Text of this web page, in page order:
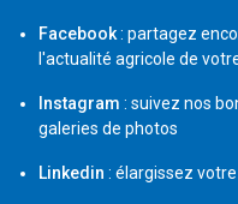
Facebook: partagez
l'actualité agricole de
Instagram : suivez nos
galeries de photos
Linkedin : élargissez